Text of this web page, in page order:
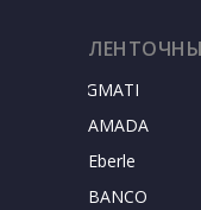
SIGMATEC
AMADA
Eberle
BANCO